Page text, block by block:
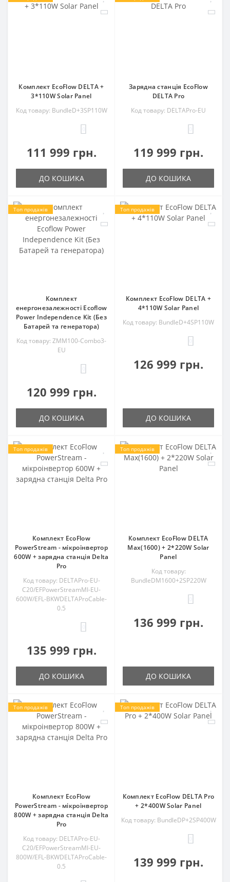
Комплект EcoFlow DELTA +
3*110W Solar Panel
Код товару: BundleD+3SP110W
111 999 грн.
ДО КОШИКА
Зарядна станція EcoFlow
DELTA Pro
Код товару: DELTAPro-EU
119 999 грн.
ДО КОШИКА
Топ продажів
Комплект
енергонезалежності Ecoflow
Power Independence Kit (Без
Батарей та генератора)
Код товару: ZMM100-Combo3-
EU
120 999 грн.
ДО КОШИКА
Топ продажів
Комплект EcoFlow DELTA +
4*110W Solar Panel
Код товару: BundleD+4SP110W
126 999 грн.
ДО КОШИКА
Топ продажів
Комплект EcoFlow
PowerStream - мікроінвертор
600W + зарядна станція Delta
Pro
Код товару: DELTAPro-EU-
C20/EFPowerStreamMI-EU-
600W/EFL-BKWDELTAProCable-
0.5
135 999 грн.
ДО КОШИКА
Топ продажів
Комплект EcoFlow DELTA
Max(1600) + 2*220W Solar
Panel
Код товару:
BundleDM1600+2SP220W
136 999 грн.
ДО КОШИКА
Топ продажів
Комплект EcoFlow
PowerStream - мікроінвертор
800W + зарядна станція Delta
Pro
Код товару: DELTAPro-EU-
C20/EFPowerStreamMI-EU-
800W/EFL-BKWDELTAProCable-
0.5
Топ продажів
Комплект EcoFlow DELTA Pro
+ 2*400W Solar Panel
Код товару: BundleDP+2SP400W
139 999 грн.